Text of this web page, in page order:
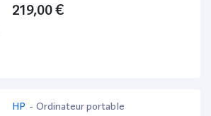
219,00 €
HP - Ordinateur portable